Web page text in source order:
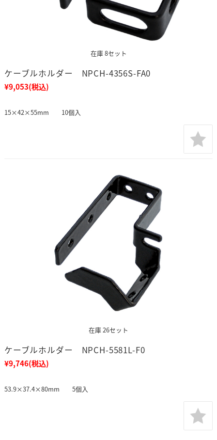
在庫 8セット
ケーブルホルダー NPCH-4356S-FA0
¥9,053(税込)
15×42×55mm 10個入
在庫 26セット
ケーブルホルダー NPCH-5581L-F0
¥9,746(税込)
53.9×37.4×80mm 5個入